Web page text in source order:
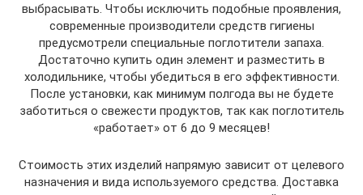
выбрасывать. Чтобы исключить подобные проявления,
современные производители средств гигиены
предусмотрели специальные поглотители запаха.
Достаточно купить один элемент и разместить в
холодильнике, чтобы убедиться в его эффективности.
После установки, как минимум полгода вы не будете
заботиться о свежести продуктов, так как поглотитель
«работает» от 6 до 9 месяцев!
Стоимость этих изделий напрямую зависит от целевого
назначения и вида используемого средства. Доставка